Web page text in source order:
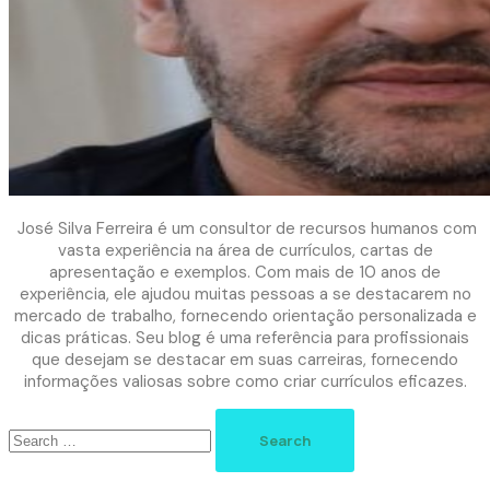
José Silva Ferreira é um consultor de recursos humanos com
vasta experiência na área de currículos, cartas de
apresentação e exemplos. Com mais de 10 anos de
experiência, ele ajudou muitas pessoas a se destacarem no
mercado de trabalho, fornecendo orientação personalizada e
dicas práticas. Seu blog é uma referência para profissionais
que desejam se destacar em suas carreiras, fornecendo
informações valiosas sobre como criar currículos eficazes.
for: